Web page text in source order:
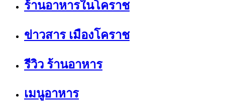
ร้านอาหารในโคราช
ข่าวสาร เมืองโคราช
รีวิว ร้านอาหาร
เมนูอาหาร